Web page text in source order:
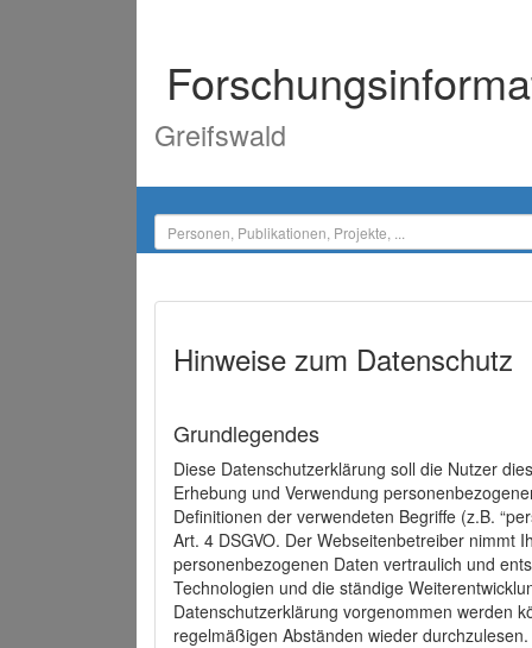
Greifswald
Hinweise zum Datenschutz
Grundlegendes
Diese Datenschutzerklärung soll die Nutzer
Erhebung und Verwendung
Definitionen der verwendeten Begriffe (z.B.
Art. 4 DSGVO. Der Webseitenbetreiber nimmt
personenbezogenen Daten vertraulich und
Technologien und die ständige
Datenschutzerklärung vorgenommen werden
regelmäßigen Abständen wieder durchzulesen.